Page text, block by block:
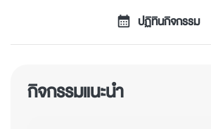
calendar_month ปฏิทินกิจกรรม
กิจกรรมแนะนำ